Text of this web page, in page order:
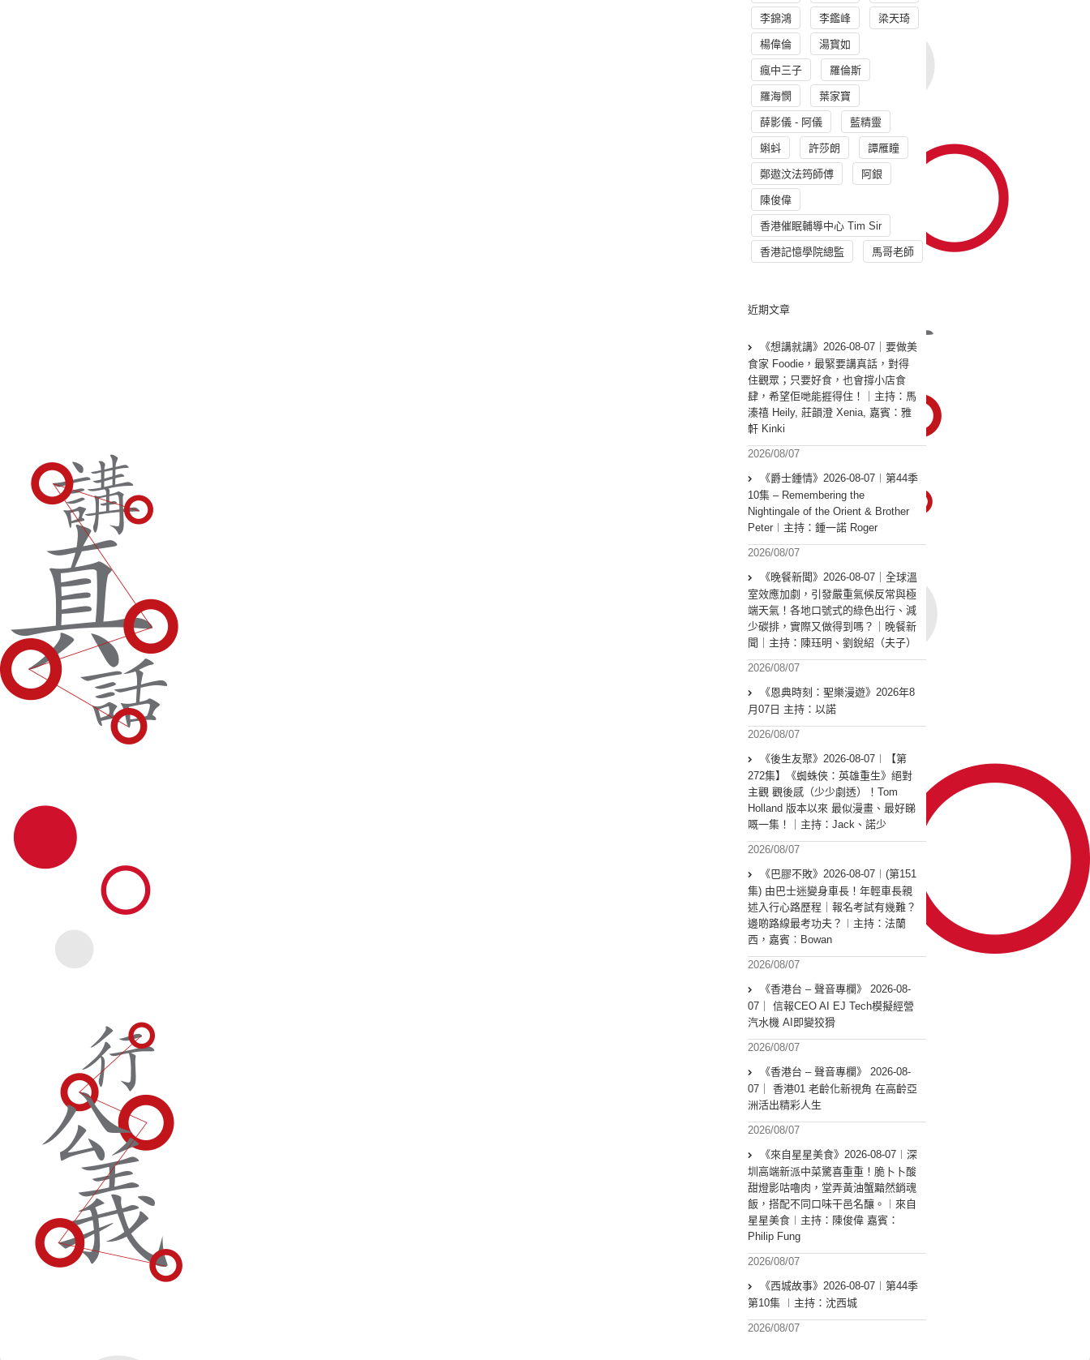
李錦鴻 李鑑峰 梁天琦
楊偉倫 湯寳如
瘋中三子 羅倫斯
羅海憫 葉家寶
薛影儀 - 阿儀 藍精靈
蝌蚪 許莎朗 譚雁瞳
鄭遨汶法筠師傅 阿銀
陳俊偉
香港催眠輔導中心 Tim Sir
香港記憶學院總監 馬哥老師
近期文章
《想講就講》2026-08-07｜要做美
食家 Foodie，最緊要講真話，對得
住觀眾；只要好食，也會撐小店食
肆，希望佢哋能捱得住！｜主持：馬
溱禧 Heily, 莊韻澄 Xenia, 嘉賓：雅
軒 Kinki
2026/08/07
《爵士鍾情》2026-08-07︱第44季
10集 – Remembering the
Nightingale of the Orient & Brother
Peter︱主持：鍾一諾 Roger
2026/08/07
《晚餐新聞》2026-08-07｜全球溫
室效應加劇，引發嚴重氣候反常與極
端天氣！各地口號式的綠色出行、減
少碳排，實際又做得到嗎？｜晚餐新
聞｜主持：陳珏明、劉銳紹（夫子）
2026/08/07
《恩典時刻：聖樂漫遊》2026年8
月07日 主持：以諾
2026/08/07
《後生友聚》2026-08-07︱【第
272集】《蜘蛛俠：英雄重生》絕對
主觀 觀後感（少少劇透）！Tom
Holland 版本以來 最似漫畫、最好睇
嘅一集！｜主持：Jack、諾少
2026/08/07
《巴膠不敗》2026-08-07︱(第151
集) 由巴士迷變身車長！年輕車長親
述入行心路歷程｜報名考試有幾難？
邊啲路線最考功夫？︱主持：法蘭
西，嘉賓︰Bowan
2026/08/07
《香港台 – 聲音專欄》 2026-08-
07｜ 信報CEO AI EJ Tech模擬經營
汽水機 AI即變狡猾
2026/08/07
《香港台 – 聲音專欄》 2026-08-
07｜ 香港01 老齡化新視角 在高齡亞
洲活出精彩人生
2026/08/07
《來自星星美食》2026-08-07︱深
圳高端新派中菜驚喜重重！脆卜卜酸
甜燈影咕嚕肉，堂弄黃油蟹黯然銷魂
飯，搭配不同口味干邑名釀。︱來自
星星美食︱主持：陳俊偉 嘉賓：
Philip Fung
2026/08/07
《西城故事》2026-08-07︱第44季
第10集 ︱主持：沈西城
2026/08/07